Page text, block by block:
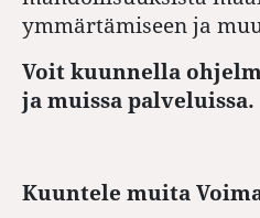
ymmärtämiseen ja
Voit kuunnella
ja muissa palveluissa.
Kuuntele muita